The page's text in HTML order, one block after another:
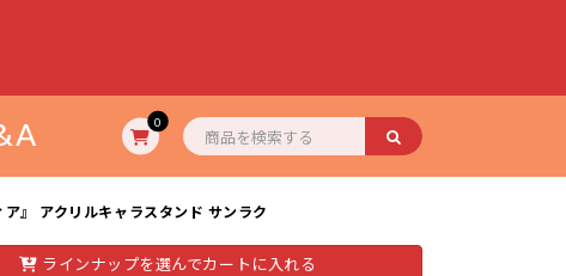
0
』 アクリルキャラスタンド サンラク
ラインナップを選んでカートに入れる